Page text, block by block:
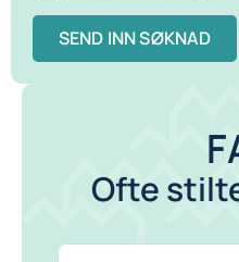
SEND INN SØKNAD
Ofte